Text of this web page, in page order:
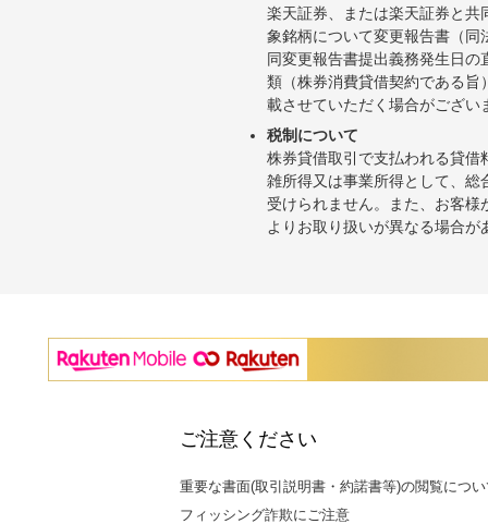
楽天証券、または楽天証券と
象銘柄について変更報告書（
同変更報告書提出義務発生日
類（株券消費貸借契約である
載させていただく場合がござ
税制について
株券貸借取引で支払われる貸
雑所得又は事業所得として、
受けられません。また、お客
よりお取り扱いが異なる場合
ご注意ください
重要な書面(取引説明書・約諾書等)の閲覧につ
フィッシング詐欺にご注意